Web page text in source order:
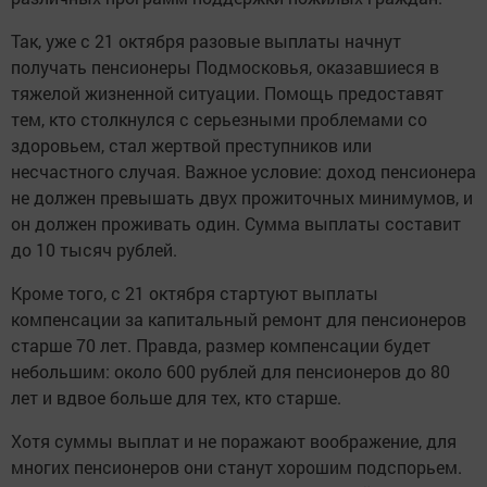
Так, уже с 21 октября разовые выплаты начнут
получать пенсионеры Подмосковья, оказавшиеся в
тяжелой жизненной ситуации. Помощь предоставят
тем, кто столкнулся с серьезными проблемами со
здоровьем, стал жертвой преступников или
несчастного случая. Важное условие: доход пенсионера
не должен превышать двух прожиточных минимумов, и
он должен проживать один. Сумма выплаты составит
до 10 тысяч рублей.
Кроме того, с 21 октября стартуют выплаты
компенсации за капитальный ремонт для пенсионеров
старше 70 лет. Правда, размер компенсации будет
небольшим: около 600 рублей для пенсионеров до 80
лет и вдвое больше для тех, кто старше.
Хотя суммы выплат и не поражают воображение, для
многих пенсионеров они станут хорошим подспорьем.